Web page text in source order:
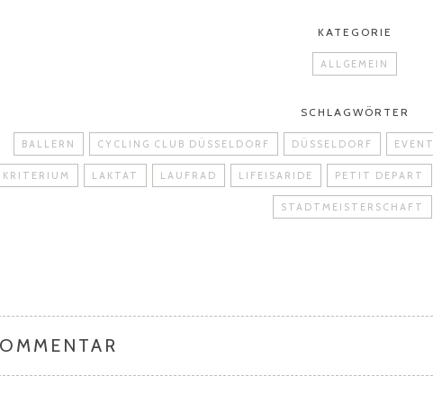
KATEGORIE
ALLGEMEIN
SCHLAGWÖRTER
BALLERN CYCLING CLUB DÜSSELDORF DÜSSELDORF EVENT
KRITERIUM LAKTAT LAUFRAD LIFEISARIDE PETIT DEPART
STADTMEISTERSCHAFT